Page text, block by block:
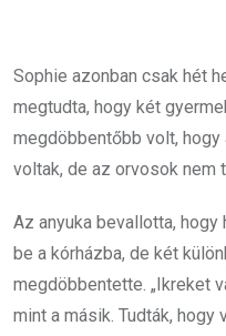
Sophie azonban csak hét
megtudta, hogy két
megdöbbentőbb volt,
voltak, de az orvosok nem
Az anyuka bevallotta, hogy
be a kórházba, de két
megdöbbentette. „Ikreket
mint a másik. Tudták, hogy